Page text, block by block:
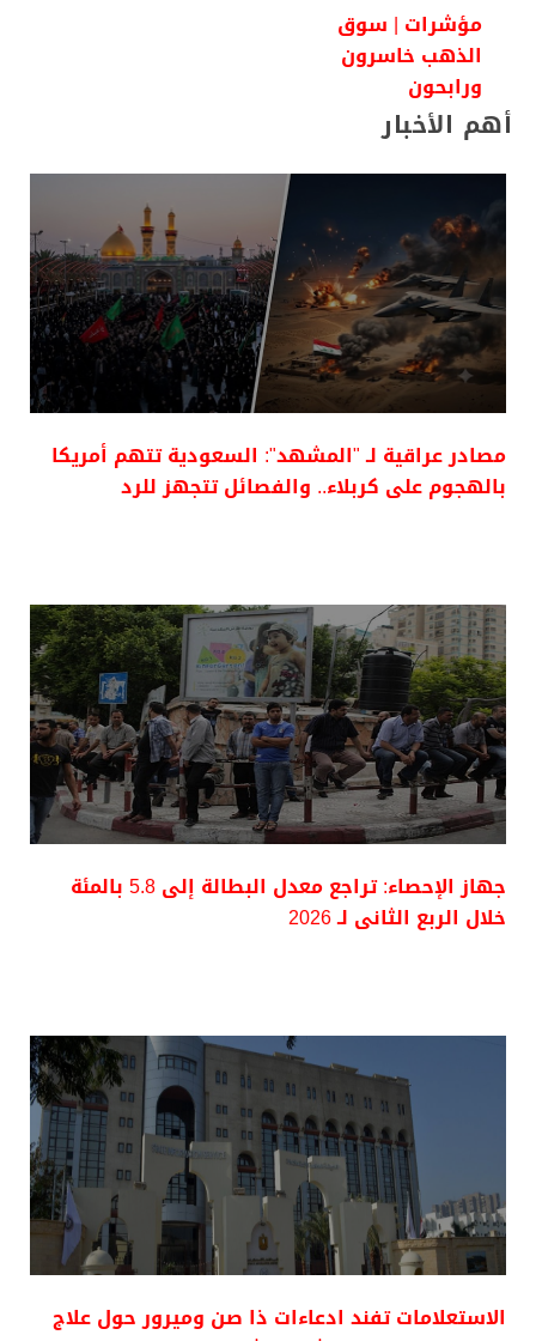
مؤشرات | سوق
الذهب خاسرون
ورابحون
أهم الأخبار
مصادر عراقية لـ "المشهد": السعودية تتهم أمريكا
بالهجوم على كربلاء.. والفصائل تتجهز للرد
جهاز الإحصاء: تراجع معدل البطالة إلى 5.8 بالمئة
خلال الربع الثانى لـ 2026
الاستعلامات تفند ادعاءات ذا صن وميرور حول علاج